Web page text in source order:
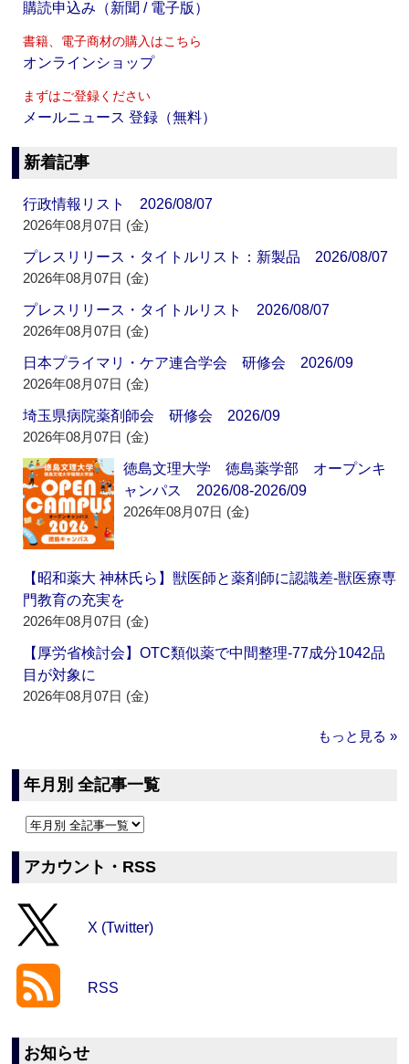
購読申込み（新聞 / 電子版）
書籍、電子商材の購入はこちら
オンラインショップ
まずはご登録ください
メールニュース 登録（無料）
新着記事
行政情報リスト 2026/08/07
2026年08月07日 (金)
プレスリリース・タイトルリスト：新製品 2026/08/07
2026年08月07日 (金)
プレスリリース・タイトルリスト 2026/08/07
2026年08月07日 (金)
日本プライマリ・ケア連合学会 研修会 2026/09
2026年08月07日 (金)
埼玉県病院薬剤師会 研修会 2026/09
2026年08月07日 (金)
徳島文理大学 徳島薬学部 オープンキ
ャンパス 2026/08-2026/09
2026年08月07日 (金)
【昭和薬大 神林氏ら】獣医師と薬剤師に認識差‐獣医療専
門教育の充実を
2026年08月07日 (金)
【厚労省検討会】OTC類似薬で中間整理‐77成分1042品
目が対象に
2026年08月07日 (金)
もっと見る »
年月別 全記事一覧
アカウント・RSS
X (Twitter)
RSS
お知らせ